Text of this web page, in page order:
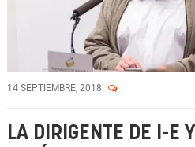
14 SEPTIEMBRE, 2018
LA DIRIGENTE DE I-E